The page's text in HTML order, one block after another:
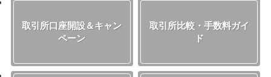
取引所口座開設＆キャン
ペーン
取引所比較・手数料ガイ
ド